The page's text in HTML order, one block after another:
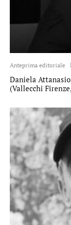
Anteprima editoriale
Daniela
(Vallecchi